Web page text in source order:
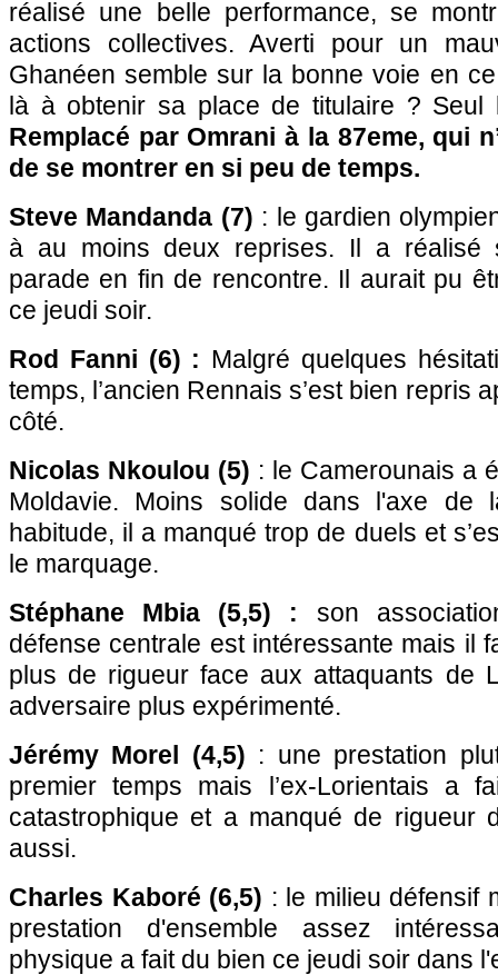
réalisé une belle performance, se
actions collectives. Averti pour un
Ghanéen semble sur la bonne voie en
là à obtenir sa place de titulaire ? Seul
Remplacé par Omrani à la 87eme, qui
de se montrer en si peu de temps.
Steve Mandanda (7) : le gardien
à au moins deux reprises. Il a réalisé
parade en fin de rencontre. Il aurait pu
ce jeudi soir.
Rod Fanni (6) : Malgré quelques
temps, l’ancien Rennais s’est bien repris
côté.
Nicolas Nkoulou (5) : le Camerounais a
Moldavie. Moins solide dans l'axe de
habitude, il a manqué trop de duels et
le marquage.
Stéphane Mbia (5,5) : son
défense centrale est intéressante mais il
plus de rigueur face aux attaquants de
adversaire plus expérimenté.
Jérémy Morel (4,5) : une prestation
premier temps mais l’ex-Lorientais a
catastrophique et a manqué de rigueur
aussi.
Charles Kaboré (6,5) : le milieu défensif
prestation d'ensemble assez
physique a fait du bien ce jeudi soir dans